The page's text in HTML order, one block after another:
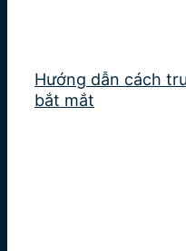
Hướng dẫn cách
bắt mắt